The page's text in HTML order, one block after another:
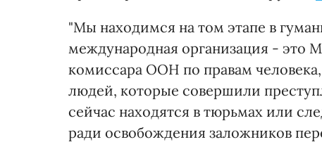
"Мы находимся на том этапе в
международная организация - это
комиссара ООН по правам
людей, которые совершили
сейчас находятся в тюрьмах или
ради освобождения заложников